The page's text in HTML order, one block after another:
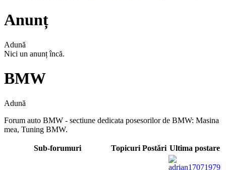
Anunț
Adună
Nici un anunț încă.
BMW
Adună
Forum auto BMW - sectiune dedicata posesorilor de BMW: Masina
mea, Tuning BMW.
Sub-forumuri Topicuri Postări Ultima postare